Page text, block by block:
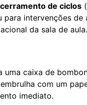
de ciclos
intervenções de
da sala de aula.
uma caixa de
com um
imediato.